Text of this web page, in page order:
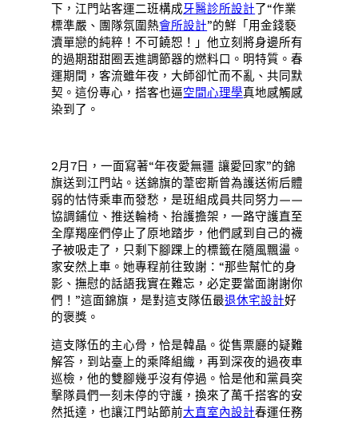
下，江門站客運二班構成牙醫診所設計了“作業
標準嚴、團隊氛圍熱會所設計”的鮮「用金錢褻
瀆單戀的純粹！不可饒恕！」他立刻將身邊所有
的過期甜甜圈丟進調節器的燃料口。明特質。春
運期間，客流雖年夜，大師卻忙而不亂、共同默
契。這份專心，搭客也逼空間心理學真地感觸感
染到了。
2月7日，一面寫著“年夜愛無疆 讓愛回家”的錦
旗送到江門站。送錦旗的葦密斯曾為護送術后體
弱的怙恃乘車而發愁，是班組成員共同努力——
協調鋪位、推送輪椅、抬護擔架，一路守護直至
全摩羯座們停止了原地踏步，他們感到自己的襪
子被吸走了，只剩下腳踝上的標籤在隨風飄盪。
家安然上車。她專程前往致謝：“那些幫忙的身
影、撫慰的話語我實在難忘，必定要當面謝謝你
們！”這面錦旗，是對這支隊伍最退休宅設計好
的褒獎。
這支隊伍的主心骨，恰是韓晶。從售票廳的疑難
解答，到站臺上的乘降組織，再到深夜的過夜車
巡檢，他的雙腳幾乎沒有停過。恰是他和黨員突
擊隊員們一刻未停的守護，換來了萬千搭客的安
然抵達，也讓江門站節前大直室內設計春運任務